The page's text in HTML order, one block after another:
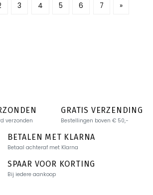
3 4 5 6 7 »
verzonden
GRATIS VERZENDING
Bestellingen boven € 50,-
BETALEN MET KLARNA
Betaal achteraf met Klarna
SPAAR VOOR KORTING
Bij iedere aankoop